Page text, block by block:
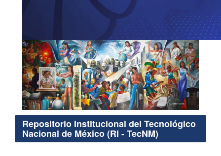
Repositorio Institucional del Tecnológico
Nacional de México (RI - TecNM)